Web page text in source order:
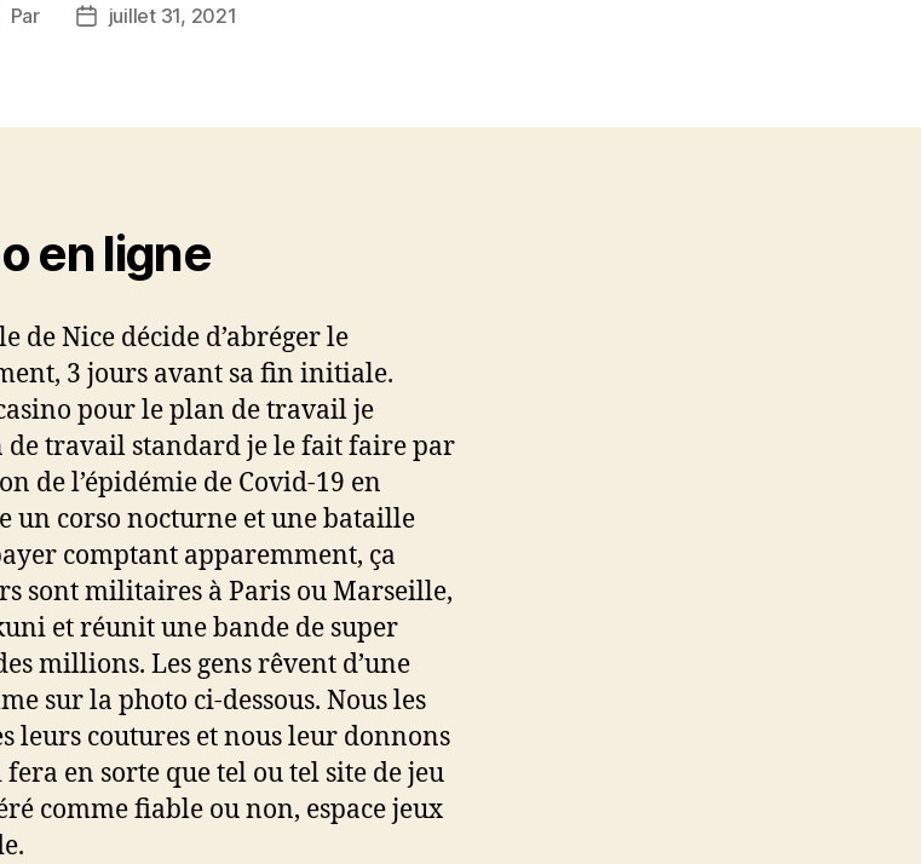
Par
Datejuillet 31, 2021
en ligne
de Nice décide d’abréger le
3 jours avant sa fin initiale.
pour le plan de travail je
de travail standard je le fait faire par
de l’épidémie de Covid-19 en
un corso nocturne et une bataille
comptant apparemment, ça
sont militaires à Paris ou Marseille,
et réunit une bande de super
millions. Les gens rêvent d’une
sur la photo ci-dessous. Nous les
leurs coutures et nous leur donnons
en sorte que tel ou tel site de jeu
comme fiable ou non, espace jeux